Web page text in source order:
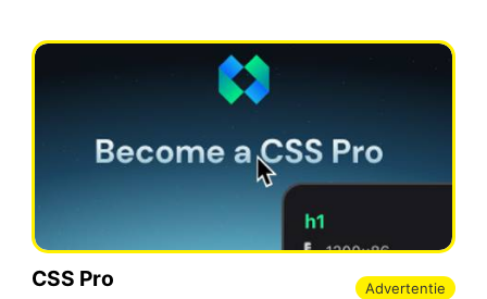
CSS Pro Advertentie